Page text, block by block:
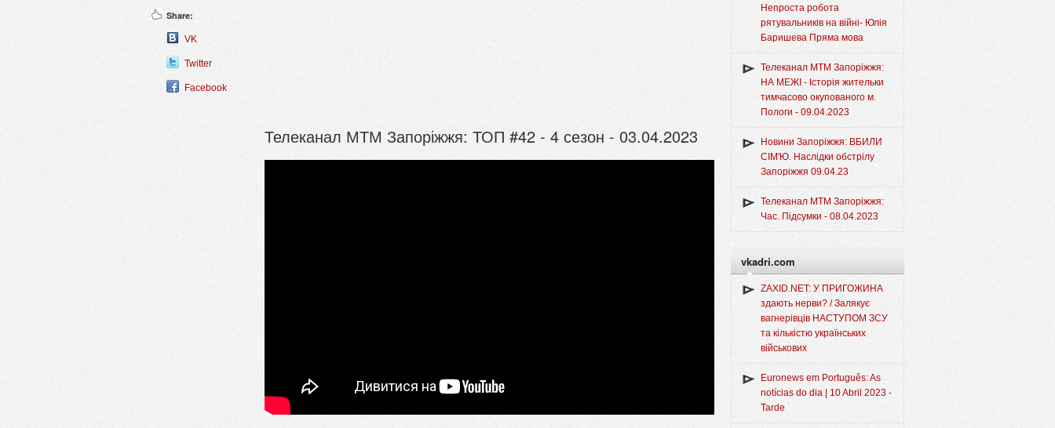
Share:
VK
Twitter
Facebook
Телеканал МТМ Запоріжжя: ТОП #42 - 4 сезон - 03.04.2023
Непроста робота
рятувальників на війні- Юлія
Баришева Пряма мова
Телеканал МТМ Запоріжжя:
НА МЕЖІ - Історія жительки
тимчасово окупованого м.
Пологи - 09.04.2023
Новини Запоріжжя: ВБИЛИ
СІМ'Ю. Наслідки обстрілу
Запоріжжя 09.04.23
Телеканал МТМ Запоріжжя:
Час. Підсумки - 08.04.2023
vkadri.com
ZAXID.NET: У ПРИГОЖИНА
здають нерви? / Залякує
вагнерівців НАСТУПОМ ЗСУ
та кількістю українських
військових
Euronews em Português: As
notícias do dia | 10 Abril 2023 -
Tarde